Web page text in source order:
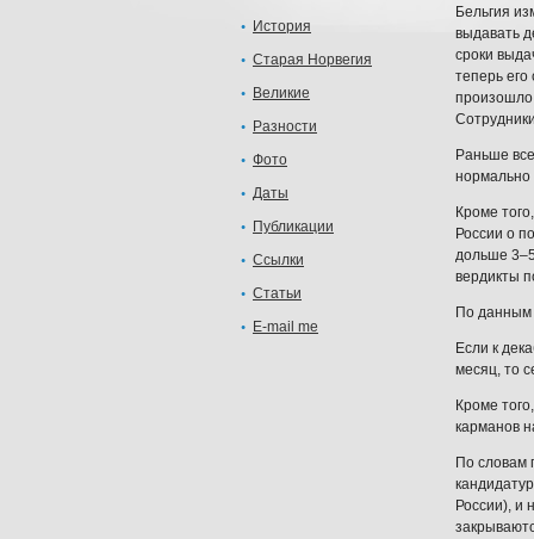
История
Старая Норвегия
Великие
Разности
Фото
Даты
Публикации
Ссылки
Статьи
E-mail me
Бельгия
выдавать
сроки
теперь
произошло
Раньше
нормально
Кроме
России о
дольше
вердикты
По данным
Если к
месяц, то
Кроме
карманов
По словам
России), и